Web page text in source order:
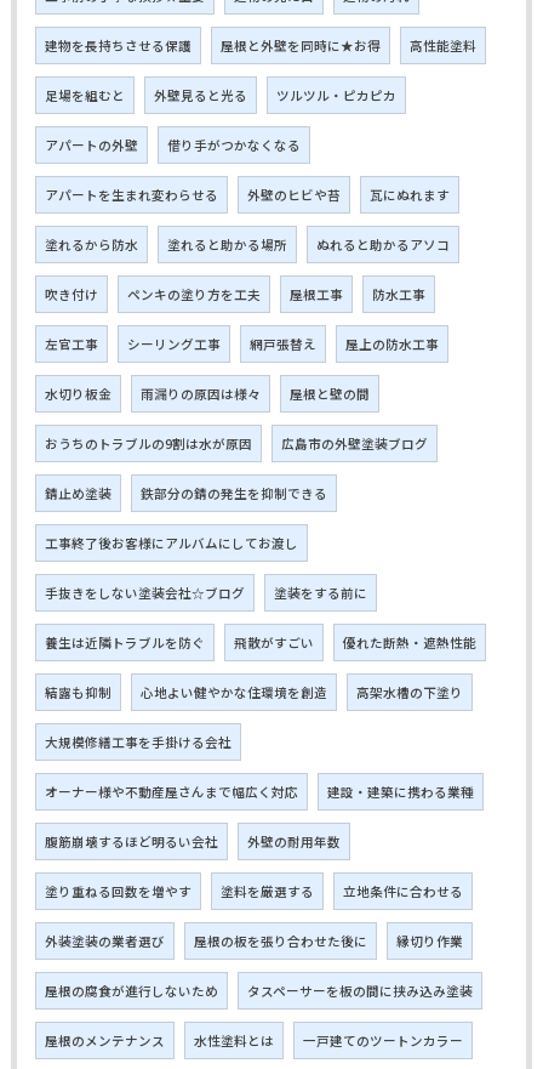
建物を長持ちさせる保護 屋根と外壁を同時に★お得 高性能塗料
足場を組むと 外壁見ると光る ツルツル・ピカピカ
アパートの外壁 借り手がつかなくなる
アパートを生まれ変わらせる 外壁のヒビや苔 瓦にぬれます
塗れるから防水 塗れると助かる場所 ぬれると助かるアソコ
吹き付け ペンキの塗り方を工夫 屋根工事 防水工事
左官工事 シーリング工事 網戸張替え 屋上の防水工事
水切り板金 雨漏りの原因は様々 屋根と壁の間
おうちのトラブルの9割は水が原因 広島市の外壁塗装ブログ
錆止め塗装 鉄部分の錆の発生を抑制できる
工事終了後お客様にアルバムにしてお渡し
手抜きをしない塗装会社☆ブログ 塗装をする前に
養生は近隣トラブルを防ぐ 飛散がすごい 優れた断熱・遮熱性能
結露も抑制 心地よい健やかな住環境を創造 高架水槽の下塗り
大規模修繕工事を手掛ける会社
オーナー様や不動産屋さんまで幅広く対応 建設・建築に携わる業種
腹筋崩壊するほど明るい会社 外壁の耐用年数
塗り重ねる回数を増やす 塗料を厳選する 立地条件に合わせる
外装塗装の業者選び 屋根の板を張り合わせた後に 縁切り作業
屋根の腐食が進行しないため タスペーサーを板の間に挟み込み塗装
屋根のメンテナンス 水性塗料とは 一戸建てのツートンカラー